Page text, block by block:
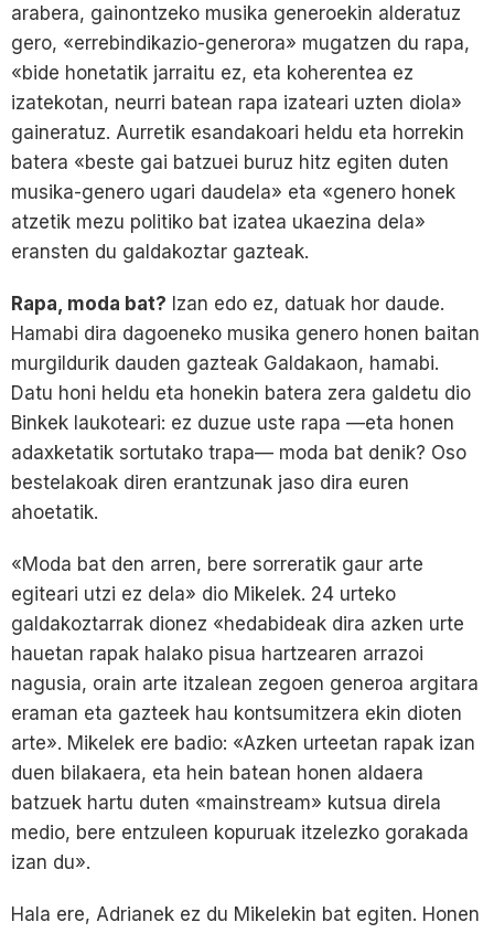
arabera, gainontzeko musika generoekin alderatuz
gero, «errebindikazio-generora» mugatzen du rapa,
«bide honetatik jarraitu ez, eta koherentea ez
izatekotan, neurri batean rapa izateari uzten diola»
gaineratuz. Aurretik esandakoari heldu eta horrekin
batera «beste gai batzuei buruz hitz egiten duten
musika-genero ugari daudela» eta «genero honek
atzetik mezu politiko bat izatea ukaezina dela»
eransten du galdakoztar gazteak.
Rapa, moda bat? Izan edo ez, datuak hor daude.
Hamabi dira dagoeneko musika genero honen baitan
murgildurik dauden gazteak Galdakaon, hamabi.
Datu honi heldu eta honekin batera zera galdetu dio
Binkek laukoteari: ez duzue uste rapa —eta honen
adaxketatik sortutako trapa— moda bat denik? Oso
bestelakoak diren erantzunak jaso dira euren
ahoetatik.
«Moda bat den arren, bere sorreratik gaur arte
egiteari utzi ez dela» dio Mikelek. 24 urteko
galdakoztarrak dionez «hedabideak dira azken urte
hauetan rapak halako pisua hartzearen arrazoi
nagusia, orain arte itzalean zegoen generoa argitara
eraman eta gazteek hau kontsumitzera ekin dioten
arte». Mikelek ere badio: «Azken urteetan rapak izan
duen bilakaera, eta hein batean honen aldaera
batzuek hartu duten «mainstream» kutsua direla
medio, bere entzuleen kopuruak itzelezko gorakada
izan du».
Hala ere, Adrianek ez du Mikelekin bat egiten. Honen